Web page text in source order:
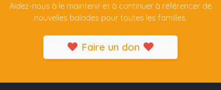
Aidez-nous à le maintenir et à continuer à référencer de
nouvelles balades pour toutes les familles.
Faire un don